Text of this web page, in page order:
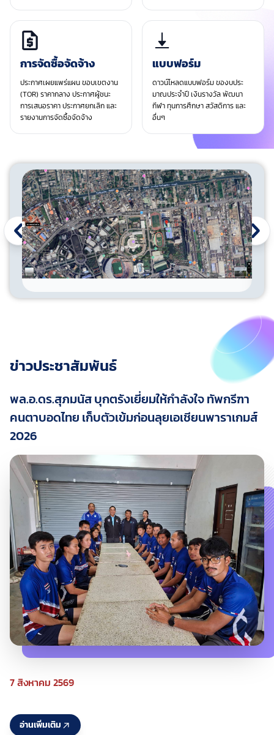
การจัดซื้อจัดจ้าง
ประกาศเผยแพร่แผน ขอบเขตงาน
(TOR) ราคากลาง ประกาศผู้ชนะ
การเสนอราคา ประกาศยกเลิก และ
รายงานการจัดซื้อจัดจ้าง
แบบฟอร์ม
ดาวน์โหลดแบบฟอร์ม ของบประ
มาณประจําปี เงินรางวัล พัฒนา
กีฬา ทุนการศึกษา สวัสดิการ และ
อื่นๆ
ข่าวประชาสัมพันธ์
พล.อ.ดร.สุภมนัส บุกตรังเยี่ยมให้กำลังใจ ทัพกรีฑา
คนตาบอดไทย เก็บตัวเข้มก่อนลุยเอเชียนพาราเกมส์
2026
7 สิงหาคม 2569
อ่านเพิ่มเติม